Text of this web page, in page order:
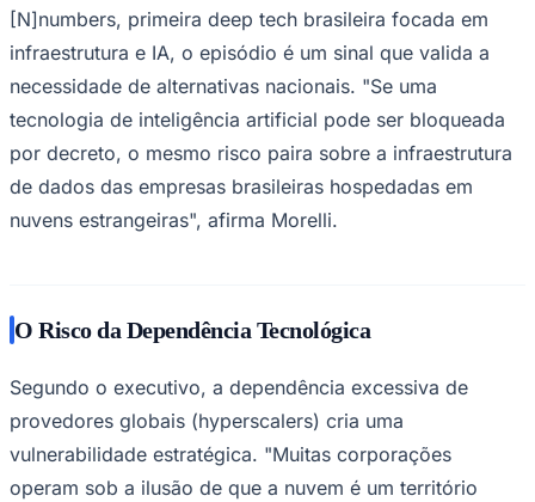
Cidades da Região
Santana de ParnaíbaOsascoCarapicuíbaJandiraItapevi Cotia Pirapora
do Bom JesusAraçariguamaCajamarCaieirasFranco da
Francisco Morato Taboão da Serra Embu das Artes
Para Sua Empresa
Anuncie Regional
Guia de Empresas
Vagas na RegiãoNovo
Hub de Negócios
Vagas de Emprego
Panorama Econômico
Panorama Econômico
[N]numbers, primeira deep tech brasileira focada em
infraestrutura e IA, o episódio é um sinal que valida a
necessidade de alternativas nacionais. "Se uma
tecnologia de inteligência artificial pode ser bloqueada
por decreto, o mesmo risco paira sobre a infraestrutura
de dados das empresas brasileiras hospedadas em
nuvens estrangeiras", afirma Morelli.
O Risco da Dependência Tecnológica
Segundo o executivo, a dependência excessiva de
provedores globais (hyperscalers) cria uma
vulnerabilidade estratégica. "Muitas corporações
operam sob a ilusão de que a nuvem é um território